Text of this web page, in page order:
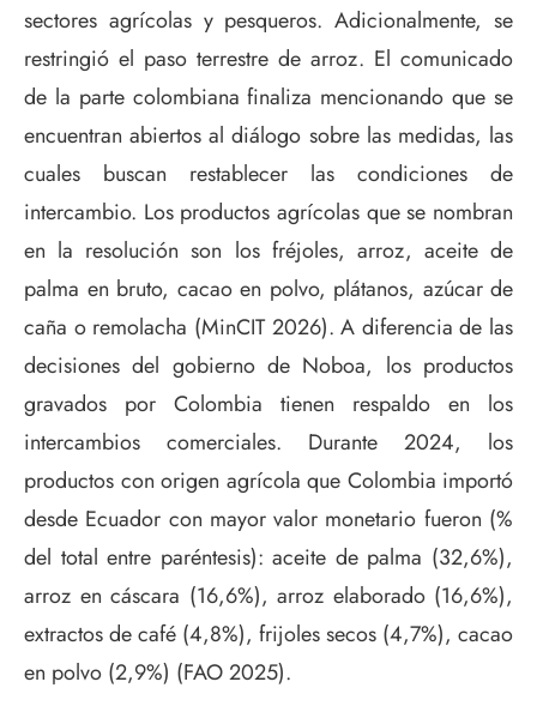
sectores agrícolas y pesqueros. Adicionalmente, se
restringió el paso terrestre de arroz. El comunicado
de la parte colombiana finaliza mencionando que se
encuentran abiertos al diálogo sobre las medidas, las
cuales buscan restablecer las condiciones de
intercambio. Los productos agrícolas que se nombran
en la resolución son los fréjoles, arroz, aceite de
palma en bruto, cacao en polvo, plátanos, azúcar de
caña o remolacha (MinCIT 2026). A diferencia de las
decisiones del gobierno de Noboa, los productos
gravados por Colombia tienen respaldo en los
intercambios comerciales. Durante 2024, los
productos con origen agrícola que Colombia importó
desde Ecuador con mayor valor monetario fueron (%
del total entre paréntesis): aceite de palma (32,6%),
arroz en cáscara (16,6%), arroz elaborado (16,6%),
extractos de café (4,8%), frijoles secos (4,7%), cacao
en polvo (2,9%) (FAO 2025).